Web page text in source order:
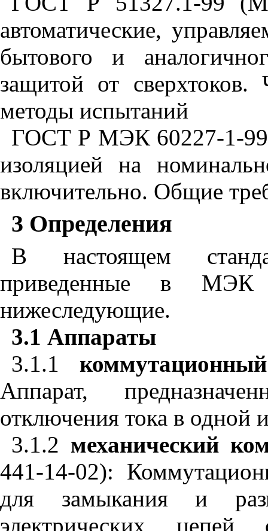
автоматические,
бытового и
защитой от
методы испытаний
ГОСТ Р МЭК 60227-1-99
изоляцией на
включительно. Общие
3 Определения
В настоящем
приведенные в
нижеследующие.
3.1 Аппараты
3.1.1
Аппарат,
отключения тока в одной
3.1.2 механический
441-14-02):
для замыкания и
электрических